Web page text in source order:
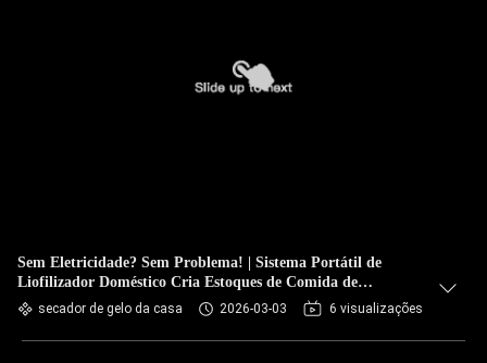
Sem Eletricidade? Sem Problema! | Sistema Portátil de
Liofilizador Doméstico Cria Estoques de Comida de
Emergência, Design Leve, Fácil Instalação e Perfeito para
Vida em RV ou Cabana
secador de gelo da casa 2026-03-03 6 visualizações